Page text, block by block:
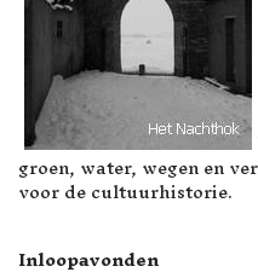
groen, water, wegen en
voor de cultuurhistorie.
Inloopavonden